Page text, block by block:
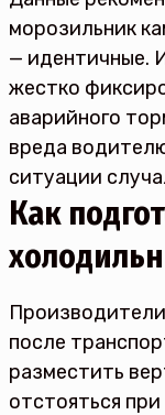
морозильник
— идентичные.
жестко
аварийного
вреда
ситуации
Как
после
разместить
отстояться